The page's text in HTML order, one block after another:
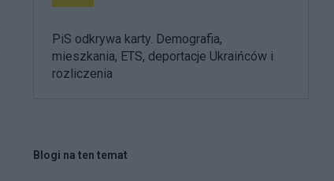
PiS odkrywa karty. Demografia,
mieszkania, ETS, deportacje Ukraińców i
rozliczenia
Blogi na ten temat